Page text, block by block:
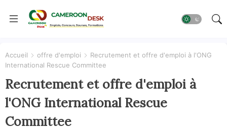
Accueil offre d'emploi
Recrutement et offre d'emploi à l'ONG
International Rescue Committee
Recrutement et offre d'emploi à
l'ONG International Rescue
Committee